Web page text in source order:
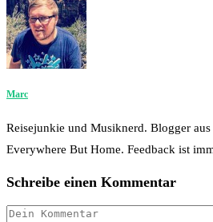
Marc
Reisejunkie und Musiknerd. Blogger
Everywhere But Home. Feedback ist
Schreibe einen Kommentar